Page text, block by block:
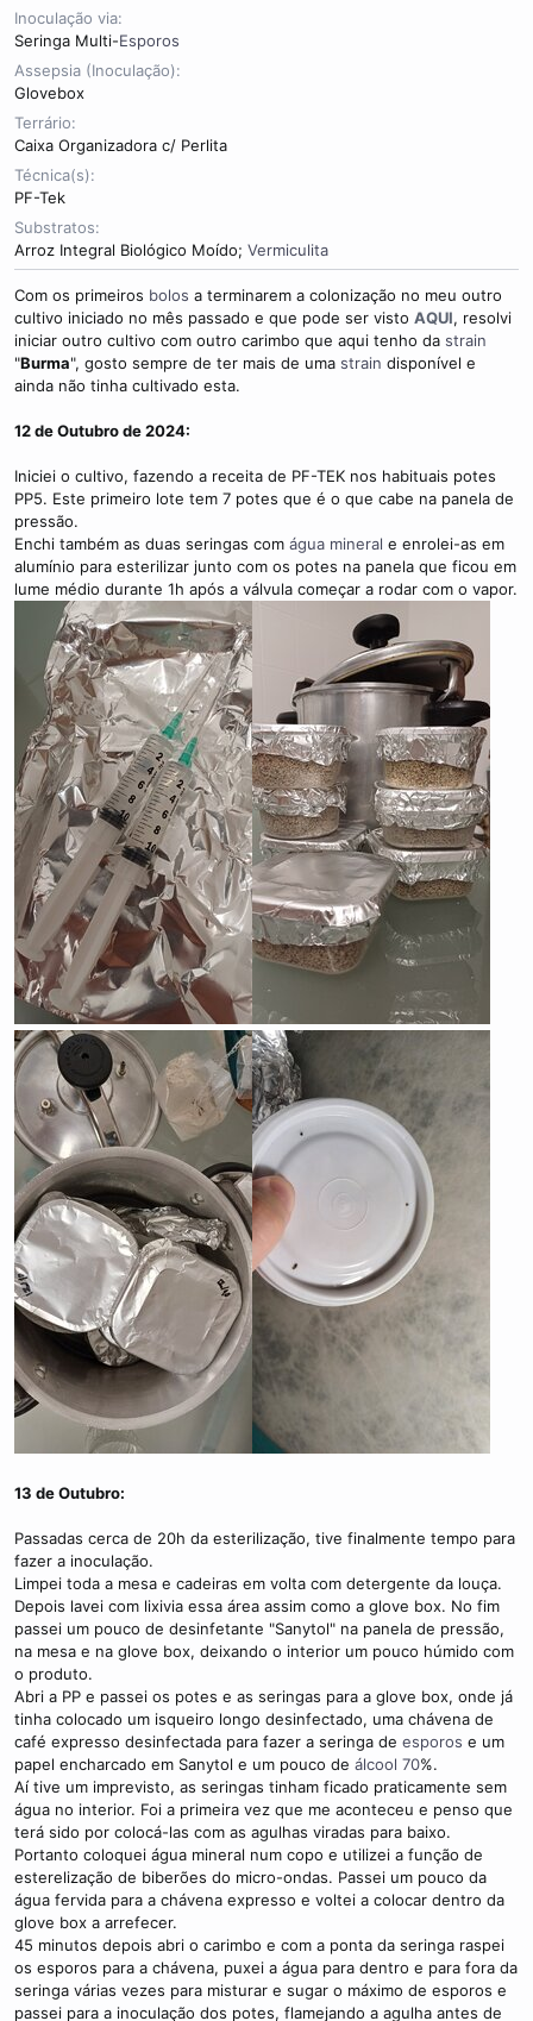
Inoculação via
Seringa Multi-Esporos
Assepsia (Inoculação)
Glovebox
Terrário
Caixa Organizadora c/ Perlita
Técnica(s)
PF-Tek
Substratos
Arroz Integral Biológico Moído; Vermiculita
Com os primeiros bolos a terminarem a colonização no meu outro
cultivo iniciado no mês passado e que pode ser visto AQUI, resolvi
iniciar outro cultivo com outro carimbo que aqui tenho da strain
"Burma", gosto sempre de ter mais de uma strain disponível e
ainda não tinha cultivado esta.
12 de Outubro de 2024:
Iniciei o cultivo, fazendo a receita de PF-TEK nos habituais potes
PP5. Este primeiro lote tem 7 potes que é o que cabe na panela de
pressão.
Enchi também as duas seringas com água mineral e enrolei-as em
alumínio para esterilizar junto com os potes na panela que ficou em
lume médio durante 1h após a válvula começar a rodar com o vapor.
13 de Outubro:
Passadas cerca de 20h da esterilização, tive finalmente tempo para
fazer a inoculação.
Limpei toda a mesa e cadeiras em volta com detergente da louça.
Depois lavei com lixivia essa área assim como a glove box. No fim
passei um pouco de desinfetante "Sanytol" na panela de pressão,
na mesa e na glove box, deixando o interior um pouco húmido com
o produto.
Abri a PP e passei os potes e as seringas para a glove box, onde já
tinha colocado um isqueiro longo desinfectado, uma chávena de
café expresso desinfectada para fazer a seringa de esporos e um
papel encharcado em Sanytol e um pouco de álcool 70%.
Aí tive um imprevisto, as seringas tinham ficado praticamente sem
água no interior. Foi a primeira vez que me aconteceu e penso que
terá sido por colocá-las com as agulhas viradas para baixo.
Portanto coloquei água mineral num copo e utilizei a função de
esterelização de biberões do micro-ondas. Passei um pouco da
água fervida para a chávena expresso e voltei a colocar dentro da
glove box a arrefecer.
45 minutos depois abri o carimbo e com a ponta da seringa raspei
os esporos para a chávena, puxei a água para dentro e para fora da
seringa várias vezes para misturar e sugar o máximo de esporos e
passei para a inoculação dos potes, flamejando a agulha antes de